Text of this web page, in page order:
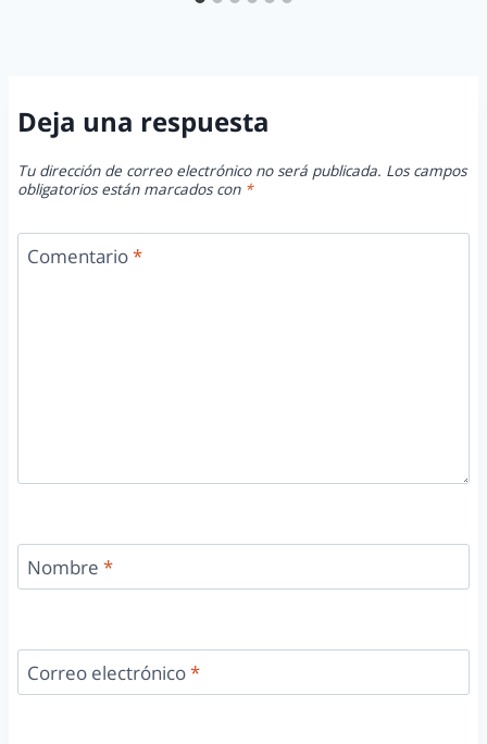
Deja una respuesta
Tu dirección de correo electrónico no será publicada. Los campos
obligatorios están marcados con *
Comentario*
Nombre *
Correo electrónico*